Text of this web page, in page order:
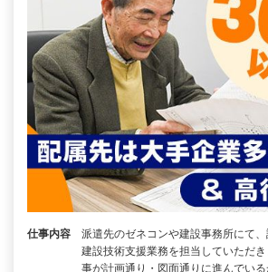
仕事内容
派遣先のゼネコンや建設事務所にて
建設技術支援業務を担当していただ
事が計画通り・図面通りに進んでい